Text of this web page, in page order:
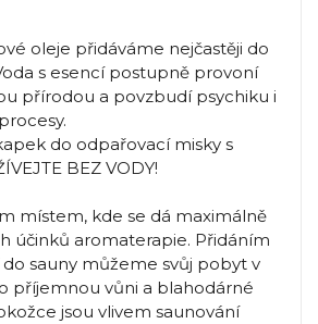
oleje přidáváme nejčastěji do
s esencí postupně provoní
přírodou a povzbudí psychiku i
do odpařovací misky s
BEZ VODY!
místem, kde se dá maximálně
účinků aromaterapie. Přidáním
sauny můžeme svůj pobyt v
příjemnou vůni a blahodárné
jsou vlivem saunování